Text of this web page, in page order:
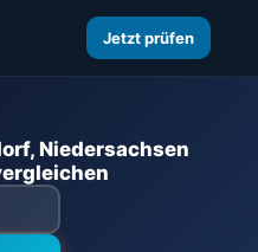
Jetzt prüfen
Niedersachsen